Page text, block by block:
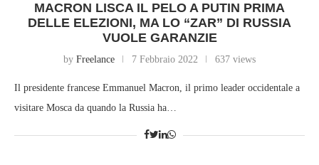
MACRON LISCA IL PELO A PUTIN PRIMA
DELLE ELEZIONI, MA LO “ZAR” DI RUSSIA
VUOLE GARANZIE
by Freelance 7 Febbraio 2022 637 views
Il presidente francese Emmanuel Macron, il primo leader occidentale a
visitare Mosca da quando la Russia ha…